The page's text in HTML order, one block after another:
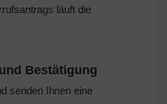
läuft die
Bestätigung
senden Ihnen eine